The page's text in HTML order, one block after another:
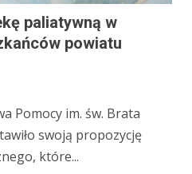
paliatywną w
powiatu
Pomocy im. św. Brata
swoją propozycję
które...